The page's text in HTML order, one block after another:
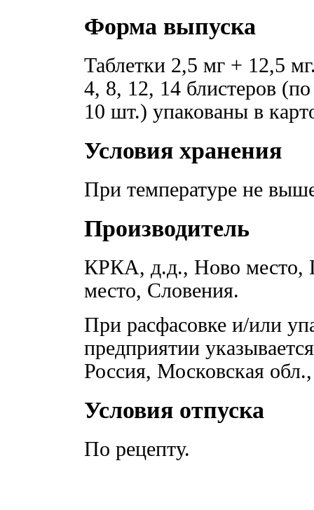
Форма выпуска
Таблетки 2,5 мг + 12,5
4, 8, 12, 14 блистеров
10 шт.) упакованы в
Условия хранения
При температуре не
Производитель
КРКА, д.д., Ново место,
место, Словения.
При расфасовке и/или
предприятии
Россия, Московская
Условия отпуска
По рецепту.